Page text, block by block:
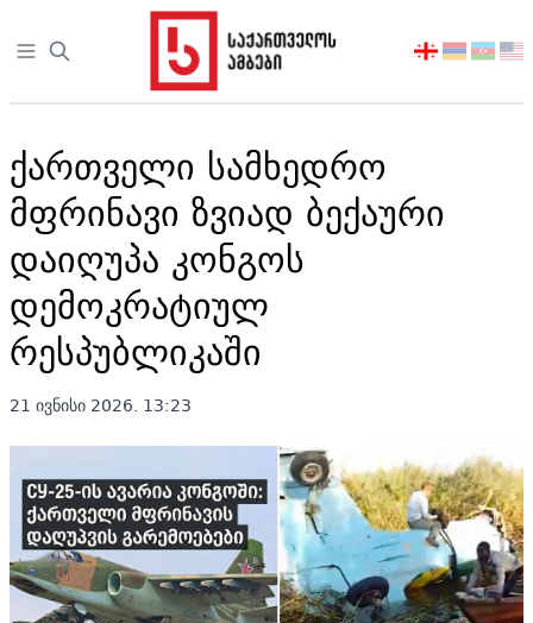
Open sidebar
აირჩიეთ
ქართველი სამხედრო
მფრინავი ზვიად ბექაური
დაიღუპა კონგოს
დემოკრატიულ
რესპუბლიკაში
21 ივნისი 2026. 13:23